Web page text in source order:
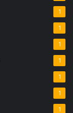
1
1
1
1
1
1
1